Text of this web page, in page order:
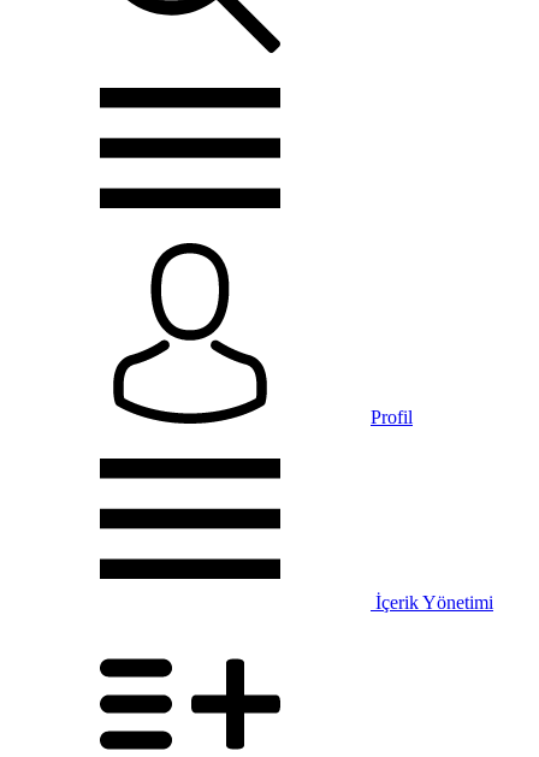
Profil
İçerik Yönetimi